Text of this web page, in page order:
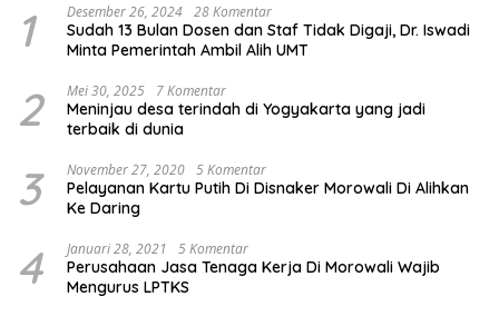
1 Desember 26, 2024 28 Komentar
Sudah 13 Bulan Dosen dan Staf Tidak Digaji, Dr. Iswadi
Minta Pemerintah Ambil Alih UMT
2 Mei 30, 2025 7 Komentar
Meninjau desa terindah di Yogyakarta yang jadi
terbaik di dunia
3 November 27, 2020 5 Komentar
Pelayanan Kartu Putih Di Disnaker Morowali Di Alihkan
Ke Daring
4 Januari 28, 2021 5 Komentar
Perusahaan Jasa Tenaga Kerja Di Morowali Wajib
Mengurus LPTKS